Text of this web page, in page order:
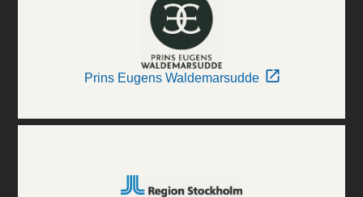
Prins Eugens Waldemarsudde